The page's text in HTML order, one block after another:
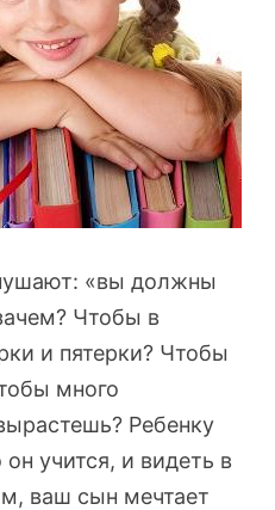
«вы должны
Чтобы в
и пятерки? Чтобы
много
Ребенку
учится, и видеть в
ваш сын мечтает